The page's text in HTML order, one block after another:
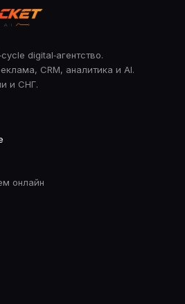
digital‑агентство.
CRM, аналитика и AI.
и СНГ.
онлайн